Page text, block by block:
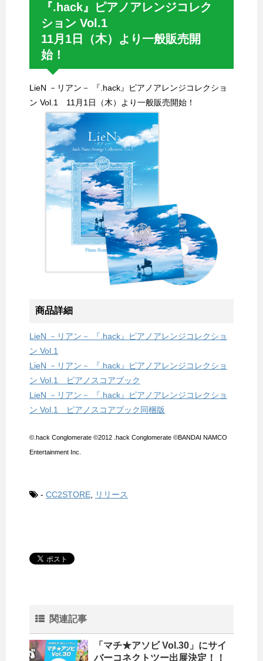
『.hack』ピアノアレンジコレク
ション Vol.1
11月1日（木）より一般販売開
始！
LieN －リアン－ 『.hack』ピアノアレンジコレクショ
ン Vol.1 11月1日（木）より一般販売開始！
商品詳細
LieN －リアン－ 『.hack』ピアノアレンジコレクショ
ン Vol.1
LieN －リアン－ 『.hack』ピアノアレンジコレクショ
ン Vol.1 ピアノスコアブック
LieN －リアン－ 『.hack』ピアノアレンジコレクショ
ン Vol.1 ピアノスコアブック同梱版
©.hack Conglomerate ©2012 .hack Conglomerate ©BANDAI NAMCO
Entertainment Inc.
- CC2STORE, リリース
関連記事
「マチ★アソビ Vol.30」にサイ
バーコネクトツー出展決定！！